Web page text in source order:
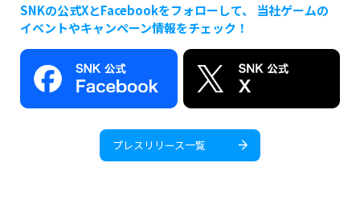
SNKの公式XとFacebookをフォローして、 当社ゲームの
イベントやキャンペーン情報をチェック！
プレスリリース一覧